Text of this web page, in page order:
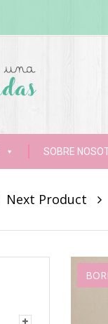
SOBRE
Next Product